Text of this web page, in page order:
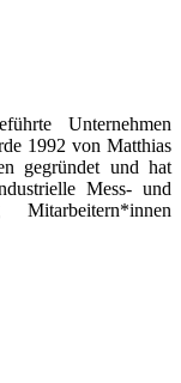
Unternehmen
1992 von Matthias
gegründet und hat
Mess- und